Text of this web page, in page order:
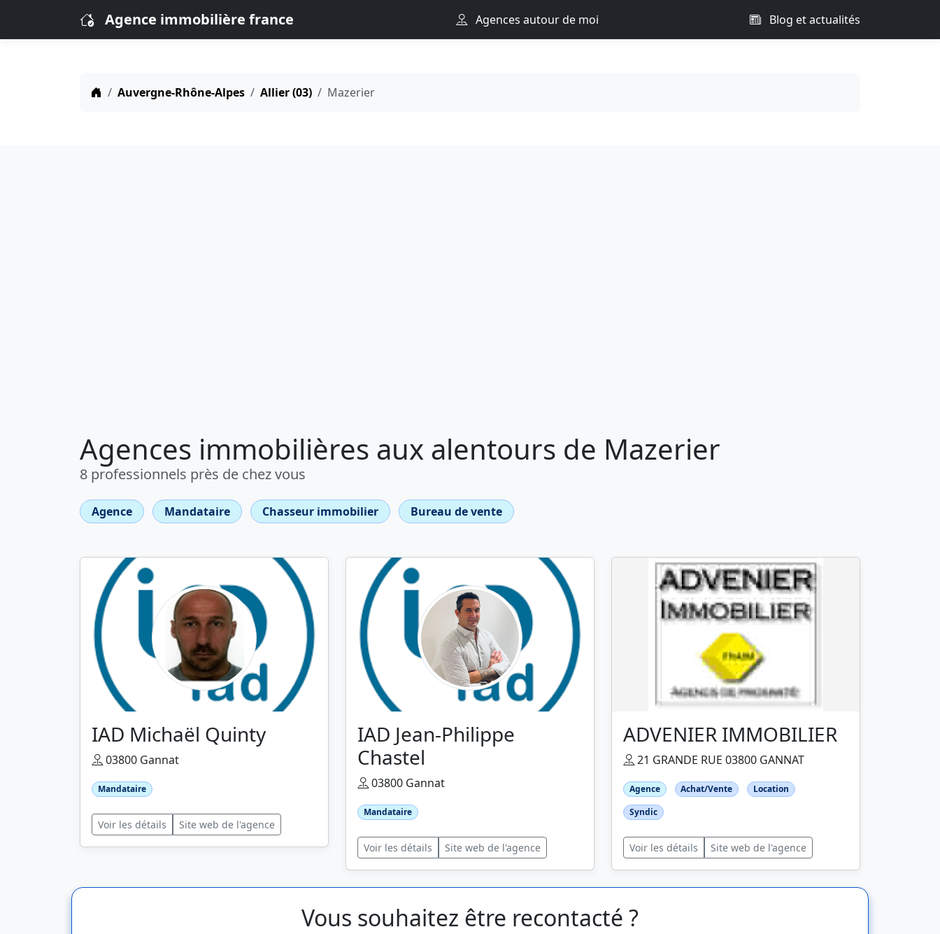
Agence immobilière france Agences autour de moi Blog et actualités
Auvergne-Rhône-Alpes Allier (03) Mazerier
Agences immobilières aux alentours de Mazerier
8 professionnels près de chez vous
Agence Mandataire Chasseur immobilier Bureau de vente
IAD Michaël Quinty
03800 Gannat
Mandataire
Voir les détails Site web de l'agence
IAD Jean-Philippe
Chastel
03800 Gannat
Mandataire
Voir les détails Site web de l'agence
ADVENIER IMMOBILIER
21 GRANDE RUE 03800 GANNAT
Agence Achat/Vente
Location
Syndic
Voir les détails Site web de l'agence
Vous souhaitez être recontacté ?